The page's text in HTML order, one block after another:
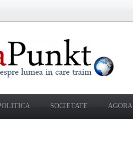
SOCIETATE AGORA